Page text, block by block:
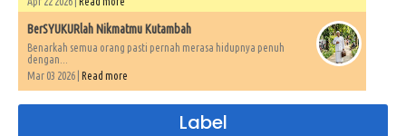
BerSYUKURlah Nikmatmu Kutambah
Benarkah semua orang pasti pernah merasa hidupnya penuh
dengan...
Mar 03 2026 | Read more
Label